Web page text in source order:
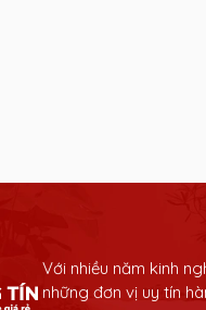
Với nhiều năm kinh
những đơn vị uy tín